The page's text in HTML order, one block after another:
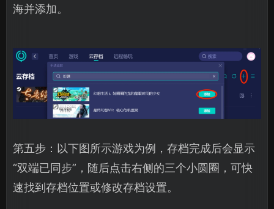
海并添加。
第五步：以下图所示游戏为例，存档完成后会显示
“双端已同步”，随后点击右侧的三个小圆圈，可快
速找到存档位置或修改存档设置。